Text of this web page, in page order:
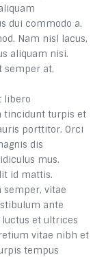
dui commodo a.
Nam nisl lacus,
aliquam nisi.
semper at,
libero
tincidunt turpis et
porttitor. Orci
dis
mus.
id mattis.
semper, vitae
ante
et ultrices
vitae nibh et
tempus